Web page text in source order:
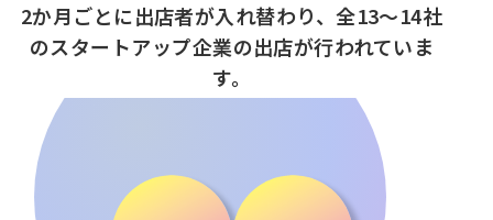
2か月ごとに出店者が入れ替わり、全13～14社
のスタートアップ企業の出店が行われていま
す。